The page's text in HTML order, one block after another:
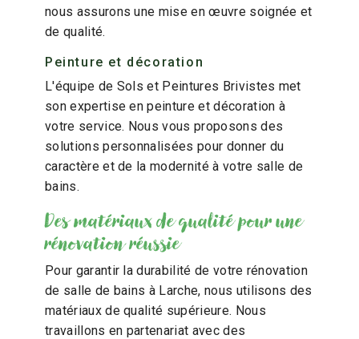
nous assurons une mise en œuvre soignée et
de qualité.
Peinture et décoration
L'équipe de Sols et Peintures Brivistes met
son expertise en peinture et décoration à
votre service. Nous vous proposons des
solutions personnalisées pour donner du
caractère et de la modernité à votre salle de
bains.
Des matériaux de qualité pour une
rénovation réussie
Pour garantir la durabilité de votre rénovation
de salle de bains à Larche, nous utilisons des
matériaux de qualité supérieure. Nous
travaillons en partenariat avec des